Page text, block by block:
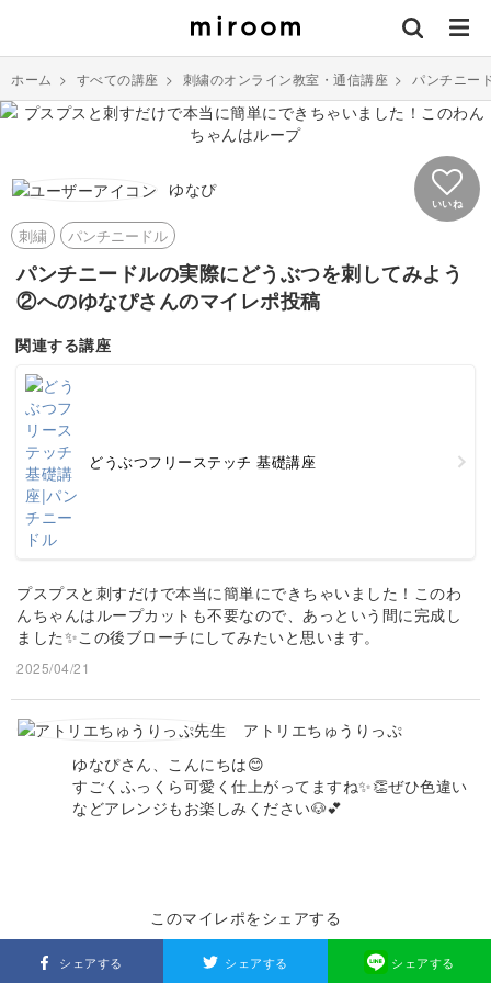
ホーム > すべての講座 > 刺繍のオンライン教室・通信講座 > パンチニー
ゆなぴ
いいね
刺繍 パンチニードル
パンチニードルの実際にどうぶつを刺してみよう
②へのゆなぴさんのマイレポ投稿
関連する講座
どうぶつフリーステッチ 基礎講座
プスプスと刺すだけで本当に簡単にできちゃいました！このわ
んちゃんはループカットも不要なので、あっという間に完成し
ました✨この後ブローチにしてみたいと思います。
2025/04/21
アトリエちゅうりっぷ
ゆなぴさん、こんにちは😊
すごくふっくら可愛く仕上がってますね✨👏ぜひ色違い
などアレンジもお楽しみください🐶💕
このマイレポをシェアする
シェアする シェアする シェアする